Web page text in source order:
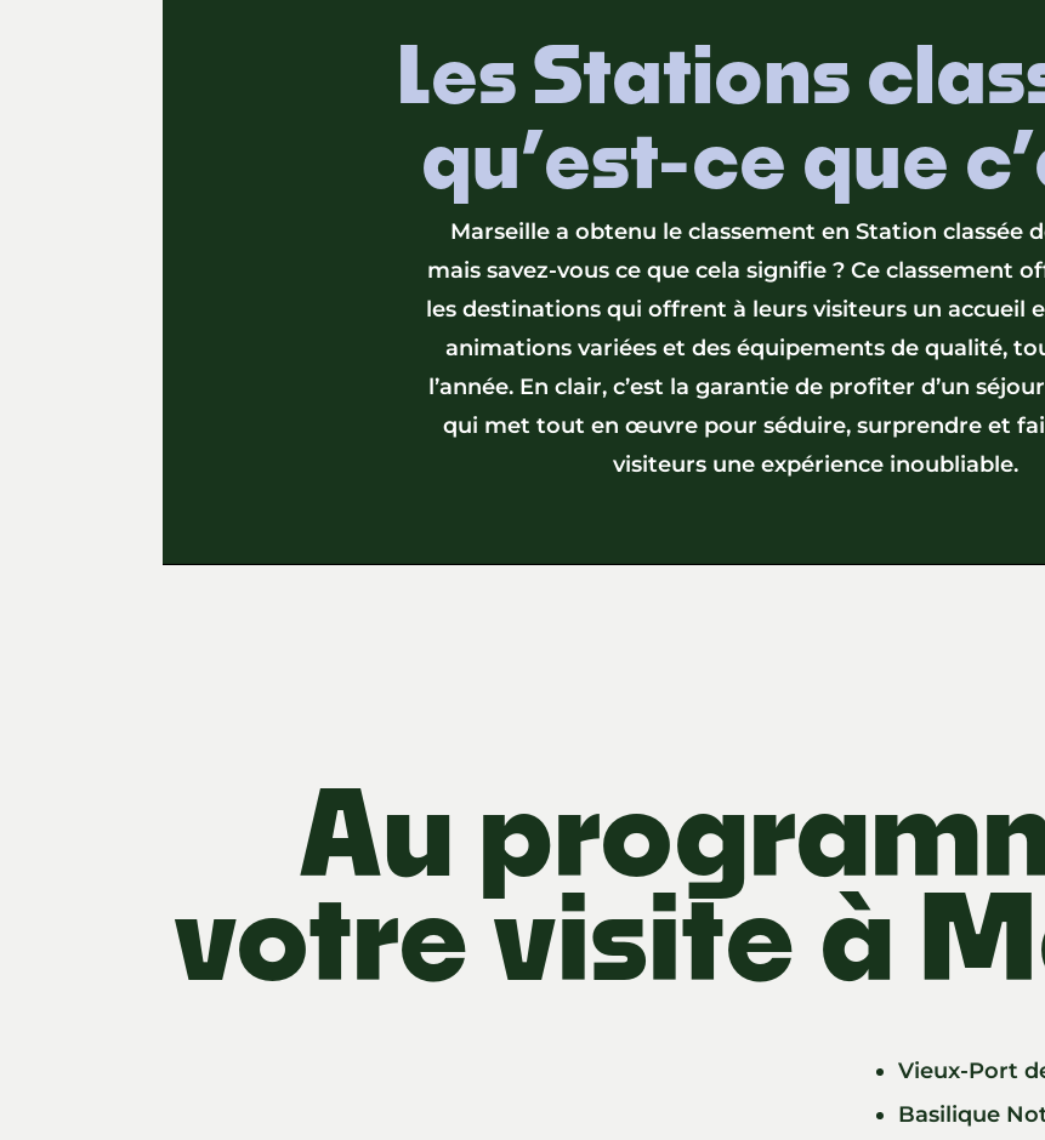
Les Stations
qu’est-ce que
Marseille a obtenu le classement en Station classée
mais savez-vous ce que cela signifie ? Ce classement
les destinations qui offrent à leurs visiteurs un accueil
animations variées et des équipements de qualité,
l’année. En clair, c’est la garantie de profiter d’un
qui met tout en œuvre pour séduire, surprendre et
visiteurs une expérience inoubliable.
Au
votre visite à
Vieux-Port
Basilique